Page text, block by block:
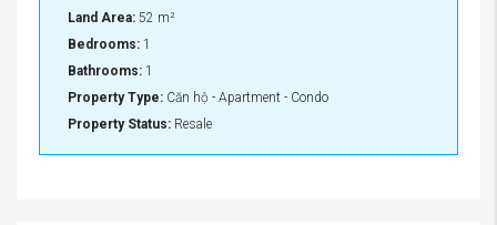
Land Area: 52 m²
Bedrooms: 1
Bathrooms: 1
Property Type: Căn hộ - Apartment - Condo
Property Status: Resale